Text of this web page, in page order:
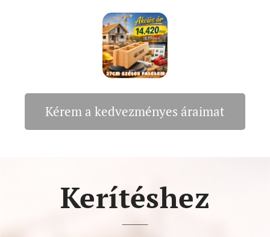
Kérem a kedvezményes áraimat
Kerítéshez